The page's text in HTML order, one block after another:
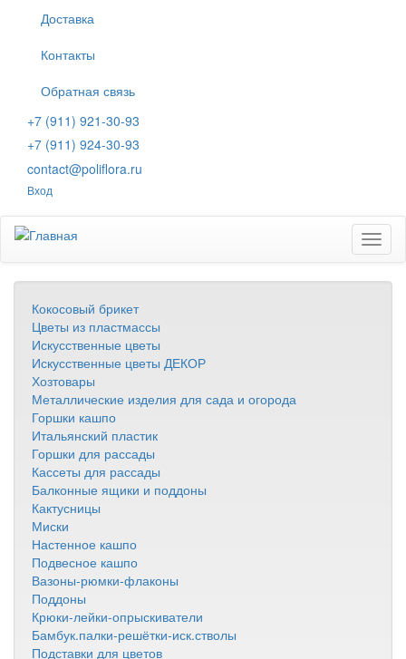
содержанию
Доставка
Контакты
Обратная связь
+7 (911) 921-30-93
+7 (911) 924-30-93
contact@poliflora.ru
Вход
Кокосовый брикет
Цветы из пластмассы
Искусственные цветы
Искусственные цветы ДЕКОР
Хозтовары
Металлические изделия для сада и огорода
Горшки кашпо
Итальянский пластик
Горшки для рассады
Кассеты для рассады
Балконные ящики и поддоны
Кактусницы
Миски
Настенное кашпо
Подвесное кашпо
Вазоны-рюмки-флаконы
Поддоны
Крюки-лейки-опрыскиватели
Бамбук.палки-решётки-иск.стволы
Подставки для цветов